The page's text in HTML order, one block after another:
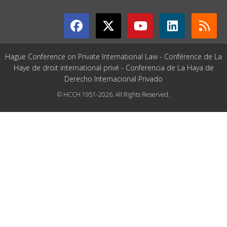
Hague Conference on Private International Law - Conférence de La
Haye de droit international privé - Conferencia de La Haya de
Derecho Internacional Privado
© HCCH 1951-2026. All Rights Reserved.